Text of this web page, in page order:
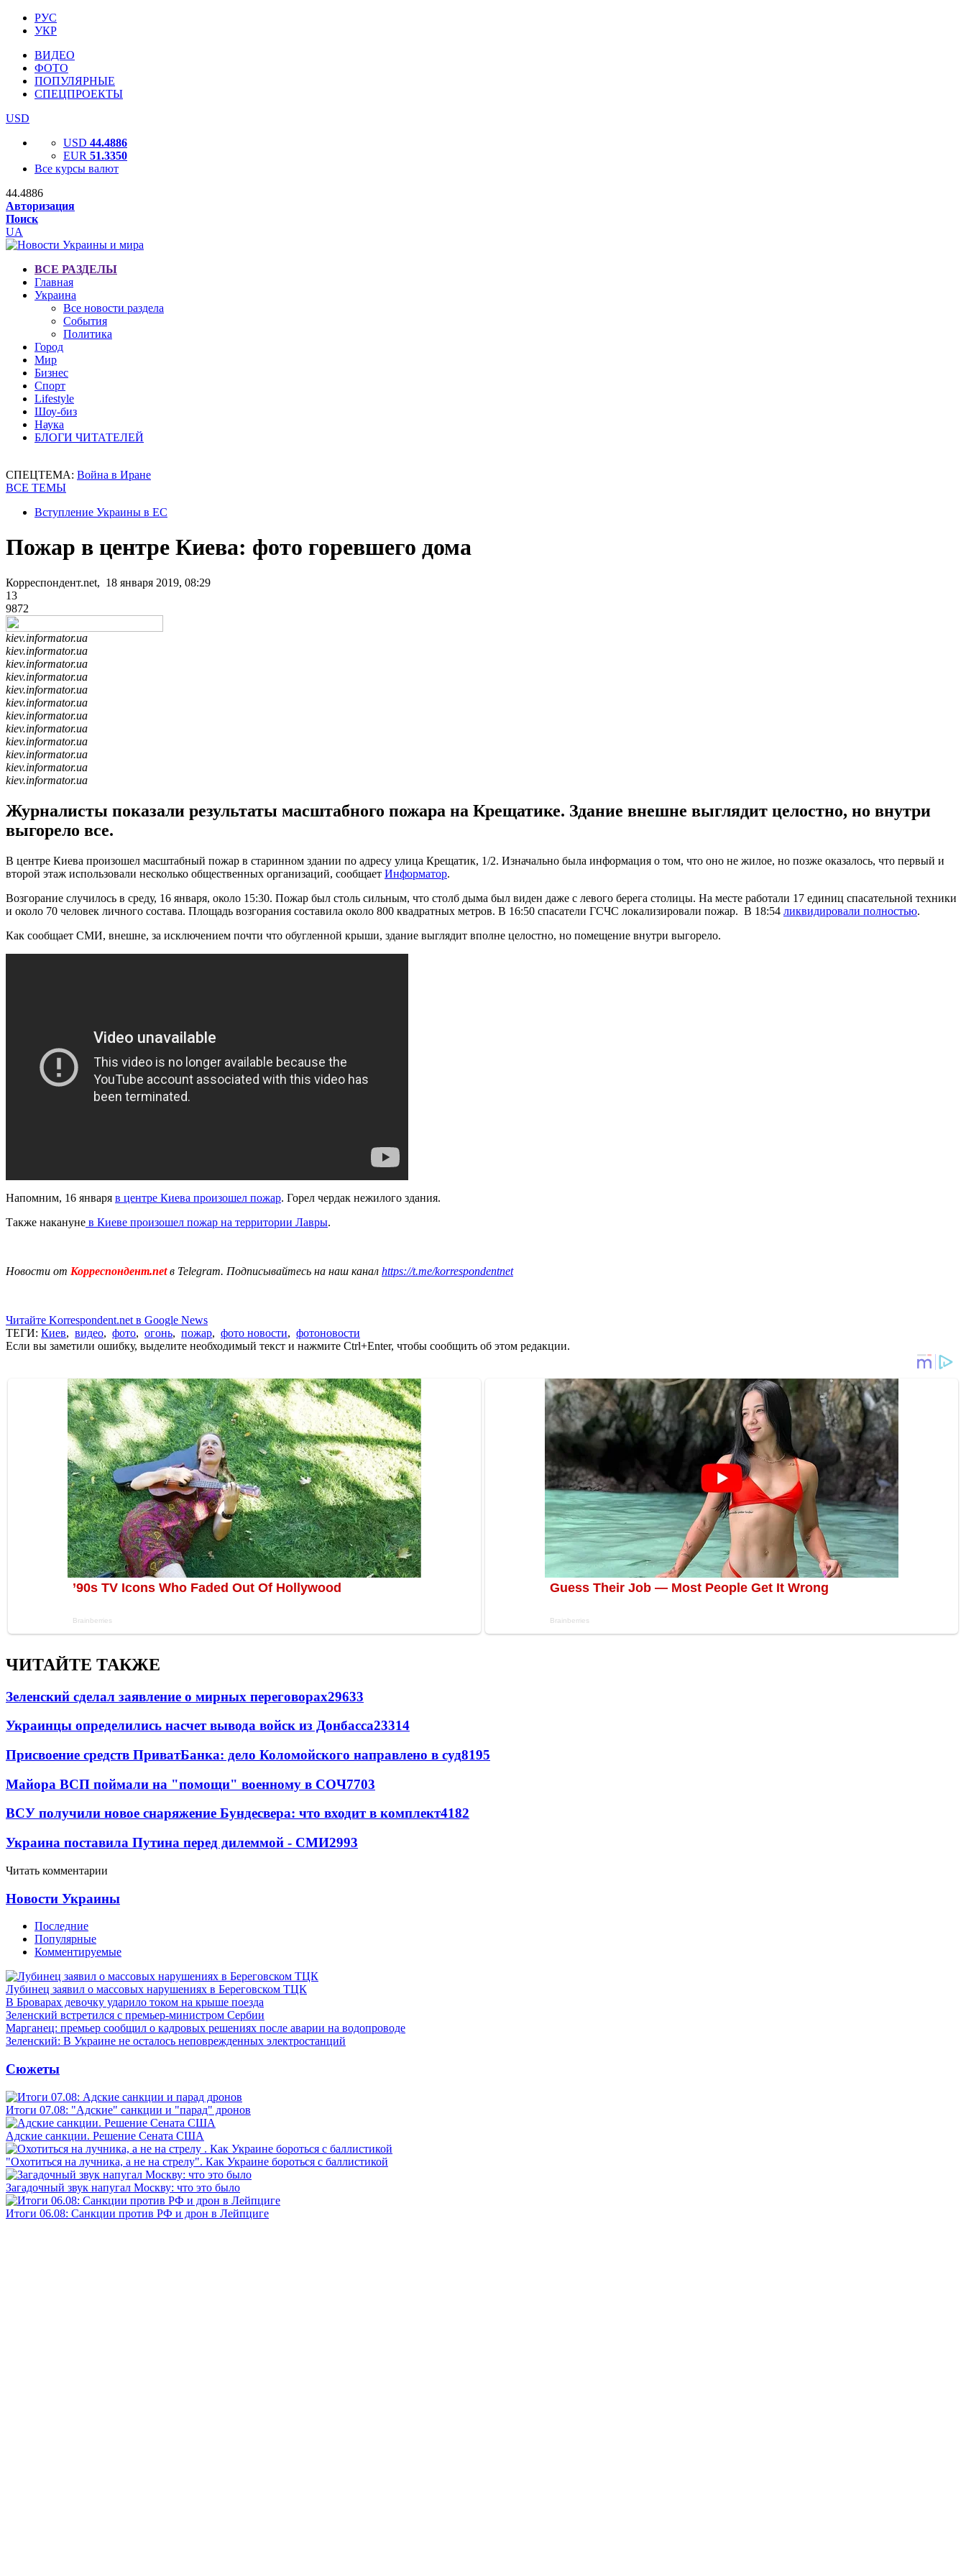
РУС
УКР
ВИДЕО
ФОТО
ПОПУЛЯРНЫЕ
СПЕЦПРОЕКТЫ
USD
USD 44.4886
EUR 51.3350
Все курсы валют
44.4886
Авторизация
Поиск
UA
ВСЕ РАЗДЕЛЫ
Главная
Украина
Все новости раздела
События
Политика
Город
Мир
Бизнес
Спорт
Lifestyle
Шоу-биз
Наука
БЛОГИ ЧИТАТЕЛЕЙ
СПЕЦТЕМА: Война в Иране
ВСЕ ТЕМЫ
Вступление Украины в ЕС
Пожар в центре Киева: фото горевшего дома
Корреспондент.net, 18 января 2019, 08:29
13
9872
kiev.informator.ua
kiev.informator.ua
kiev.informator.ua
kiev.informator.ua
kiev.informator.ua
kiev.informator.ua
kiev.informator.ua
kiev.informator.ua
kiev.informator.ua
kiev.informator.ua
kiev.informator.ua
kiev.informator.ua
Журналисты показали результаты масштабного пожара на Крещатике. Здание внешне выглядит целостно, но внутри
выгорело все.
В центре Киева произошел масштабный пожар в старинном здании по адресу улица Крещатик, 1/2. Изначально была информация о том, что оно не жилое, но позже оказалось, что первый и
второй этаж использовали несколько общественных организаций, сообщает Информатор.
Возгорание случилось в среду, 16 января, около 15:30. Пожар был столь сильным, что столб дыма был виден даже с левого берега столицы. На месте работали 17 единиц спасательной техники
и около 70 человек личного состава. Площадь возгорания составила около 800 квадратных метров. В 16:50 спасатели ГСЧС локализировали пожар. В 18:54 ликвидировали полностью.
Как сообщает СМИ, внешне, за исключением почти что обугленной крыши, здание выглядит вполне целостно, но помещение внутри выгорело.
Напомним, 16 января в центре Киева произошел пожар. Горел чердак нежилого здания.
Также накануне в Киеве произошел пожар на территории Лавры.
Новости от Корреспондент.netв Telegram. Подписывайтесь на наш канал https://t.me/korrespondentnet
Читайте Korrespondent.net в Google News
ТЕГИ: Киев, видео, фото, огонь, пожар, фото новости, фотоновости
Если вы заметили ошибку, выделите необходимый текст и нажмите Ctrl+Enter, чтобы сообщить об этом редакции.
ЧИТАЙТЕ ТАКЖЕ
Зеленский сделал заявление о мирных переговорах29633
Украинцы определились насчет вывода войск из Донбасса23314
Присвоение средств ПриватБанка: дело Коломойского направлено в суд8195
Майора ВСП поймали на "помощи" военному в СОЧ7703
ВСУ получили новое снаряжение Бундесвера: что входит в комплект4182
Украина поставила Путина перед дилеммой - СМИ2993
Читать комментарии
Новости Украины
Последние
Популярные
Комментируемые
Лубинец заявил о массовых нарушениях в Береговском ТЦК
В Броварах девочку ударило током на крыше поезда
Зеленский встретился с премьер-министром Сербии
Марганец: премьер сообщил о кадровых решениях после аварии на водопроводе
Зеленский: В Украине не осталось неповрежденных электростанций
Сюжеты
Итоги 07.08: "Адские" санкции и "парад" дронов
Адские санкции. Решение Сената США
"Охотиться на лучника, а не на стрелу". Как Украине бороться с баллистикой
Загадочный звук напугал Москву: что это было
Итоги 06.08: Санкции против РФ и дрон в Лейпциге